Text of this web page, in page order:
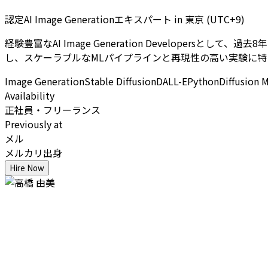
認定AI Image Generationエキスパート in 東京 (UTC+9)
経験豊富なAI Image Generation Developersとして、過去8
し、スケーラブルなMLパイプラインと再現性の高い実験に特
Image GenerationStable DiffusionDALL-EPythonDiffusion
Availability
正社員・フリーランス
Previously at
メル
メルカリ出身
Hire Now